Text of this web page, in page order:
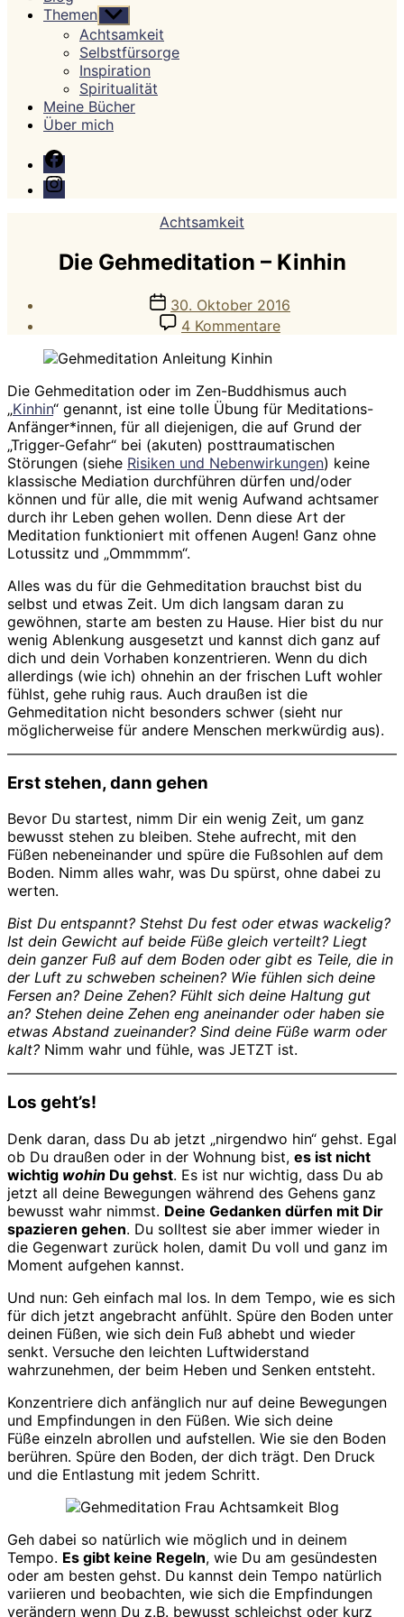
Themen Untermenü
anzeigen
Achtsamkeit
Selbstfürsorge
Inspiration
Spiritualität
Meine Bücher
Über mich
Facebook
Instagram
Kategorien
Achtsamkeit
Die Gehmeditation – Kinhin
Veröffentlichungsdatum
30. Oktober 2016
4 Kommentarezu
Kinhin
Die Gehmeditation oder im Zen-Buddhismus auch
„Kinhin“ genannt, ist eine tolle Übung für Meditations-
Anfänger*innen, für all diejenigen, die auf Grund der
„Trigger-Gefahr“ bei (akuten) posttraumatischen
Störungen (siehe Risiken und Nebenwirkungen) keine
klassische Mediation durchführen dürfen und/oder
können und für alle, die mit wenig Aufwand achtsamer
durch ihr Leben gehen wollen. Denn diese Art der
Meditation funktioniert mit offenen Augen! Ganz ohne
Lotussitz und „Ommmmm“.
Alles was du für die Gehmeditation brauchst bist du
selbst und etwas Zeit. Um dich langsam daran zu
gewöhnen, starte am besten zu Hause. Hier bist du nur
wenig Ablenkung ausgesetzt und kannst dich ganz auf
dich und dein Vorhaben konzentrieren. Wenn du dich
allerdings (wie ich) ohnehin an der frischen Luft wohler
fühlst, gehe ruhig raus. Auch draußen ist die
Gehmeditation nicht besonders schwer (sieht nur
möglicherweise für andere Menschen merkwürdig aus).
Erst stehen, dann gehen
Bevor Du startest, nimm Dir ein wenig Zeit, um ganz
bewusst stehen zu bleiben. Stehe aufrecht, mit den
Füßen nebeneinander und spüre die Fußsohlen auf dem
Boden. Nimm alles wahr, was Du spürst, ohne dabei zu
werten.
Bist Du entspannt? Stehst Du fest oder etwas wackelig?
Ist dein Gewicht auf beide Füße gleich verteilt? Liegt
dein ganzer Fuß auf dem Boden oder gibt es Teile, die in
der Luft zu schweben scheinen? Wie fühlen sich deine
Fersen an? Deine Zehen? Fühlt sich deine Haltung gut
an? Stehen deine Zehen eng aneinander oder haben sie
etwas Abstand zueinander? Sind deine Füße warm oder
kalt? Nimm wahr und fühle, was JETZT ist.
Los geht’s!
Denk daran, dass Du ab jetzt „nirgendwo hin“ gehst. Egal
ob Du draußen oder in der Wohnung bist, es ist nicht
wichtig wohin Du gehst. Es ist nur wichtig, dass Du ab
jetzt all deine Bewegungen während des Gehens ganz
bewusst wahr nimmst. Deine Gedanken dürfen mit Dir
spazieren gehen. Du solltest sie aber immer wieder in
die Gegenwart zurück holen, damit Du voll und ganz im
Moment aufgehen kannst.
Und nun: Geh einfach mal los. In dem Tempo, wie es sich
für dich jetzt angebracht anfühlt. Spüre den Boden unter
deinen Füßen, wie sich dein Fuß abhebt und wieder
senkt. Versuche den leichten Luftwiderstand
wahrzunehmen, der beim Heben und Senken entsteht.
Konzentriere dich anfänglich nur auf deine Bewegungen
und Empfindungen in den Füßen. Wie sich deine
Füße einzeln abrollen und aufstellen. Wie sie den Boden
berühren. Spüre den Boden, der dich trägt. Den Druck
und die Entlastung mit jedem Schritt.
Geh dabei so natürlich wie möglich und in deinem
Tempo. Es gibt keine Regeln, wie Du am gesündesten
oder am besten gehst. Du kannst dein Tempo natürlich
variieren und beobachten, wie sich die Empfindungen
verändern wenn Du z.B. bewusst schleichst oder kurz